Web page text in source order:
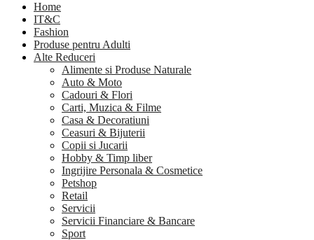
Home
IT&C
Fashion
Produse pentru Adulti
Alte Reduceri
Alimente si Produse Naturale
Auto & Moto
Cadouri & Flori
Carti, Muzica & Filme
Casa & Decoratiuni
Ceasuri & Bijuterii
Copii si Jucarii
Hobby & Timp liber
Ingrijire Personala & Cosmetice
Petshop
Retail
Servicii
Servicii Financiare & Bancare
Sport